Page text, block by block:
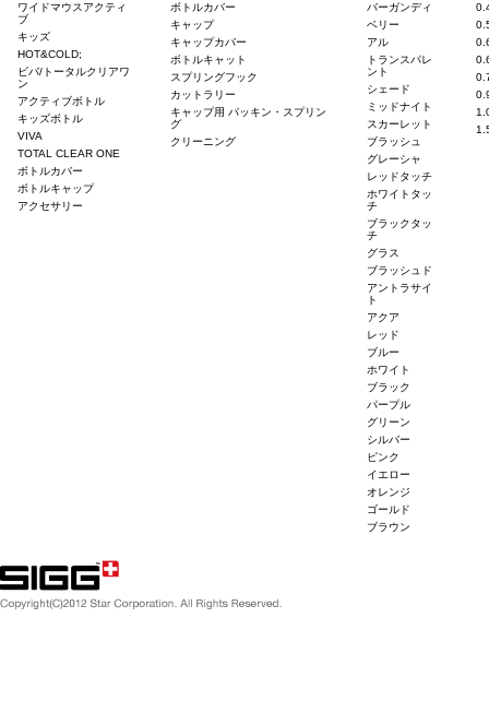
ワイドマウスアクティ
ブ
キッズ
HOT&COLD;
ビバ/トータルクリアワ
ン
アクティブボトル
キッズボトル
VIVA
TOTAL CLEAR ONE
ボトルカバー
ボトルキャップ
アクセサリー
ボトルカバー
キャップ
キャップカバー
ボトルキャット
スプリングフック
カットラリー
キャップ用 パッキン・スプリン
グ
クリーニング
バーガンディ
ベリー
アル
トランスパレ
ント
シェード
ミッドナイト
スカーレット
ブラッシュ
グレーシャ
レッドタッチ
ホワイトタッ
チ
ブラックタッ
チ
グラス
ブラッシュド
アントラサイ
ト
アクア
レッド
ブルー
ホワイト
ブラック
パープル
グリーン
シルバー
ピンク
イエロー
オレンジ
ゴールド
ブラウン